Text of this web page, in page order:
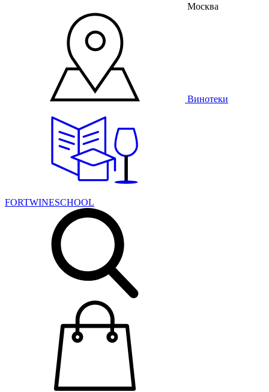
Москва
Винотеки
FORTWINESCHOOL